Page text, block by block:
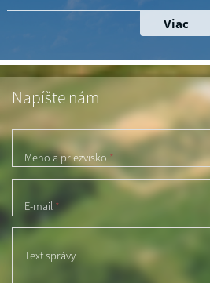
Napíšte nám
Meno a priezvisko *
E-mail *
Text správy